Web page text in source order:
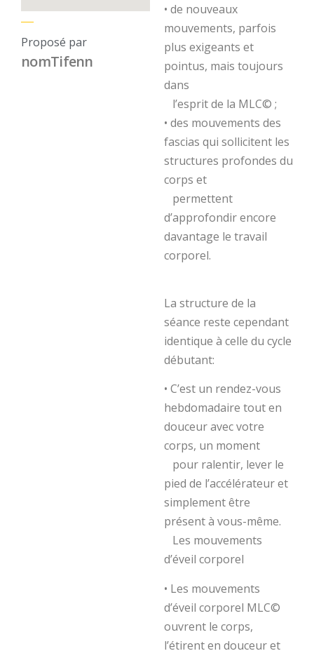
Proposé par
nomTifenn
• de nouveaux
mouvements, parfois
plus exigeants et
pointus, mais toujours
dans
l’esprit de la MLC© ;
• des mouvements des
fascias qui sollicitent les
structures profondes du
corps et
permettent
d’approfondir encore
davantage le travail
corporel.
La structure de la
séance reste cependant
identique à celle du cycle
débutant:
• C’est un rendez-vous
hebdomadaire tout en
douceur avec votre
corps, un moment
pour ralentir, lever le
pied de l’accélérateur et
simplement être
présent à vous-même.
Les mouvements
d’éveil corporel
• Les mouvements
d’éveil corporel MLC©
ouvrent le corps,
l’étirent en douceur et